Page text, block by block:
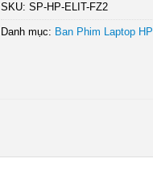
SKU:SP-HP-ELIT-FZ2
Danh mục: Ban Phim Laptop HP